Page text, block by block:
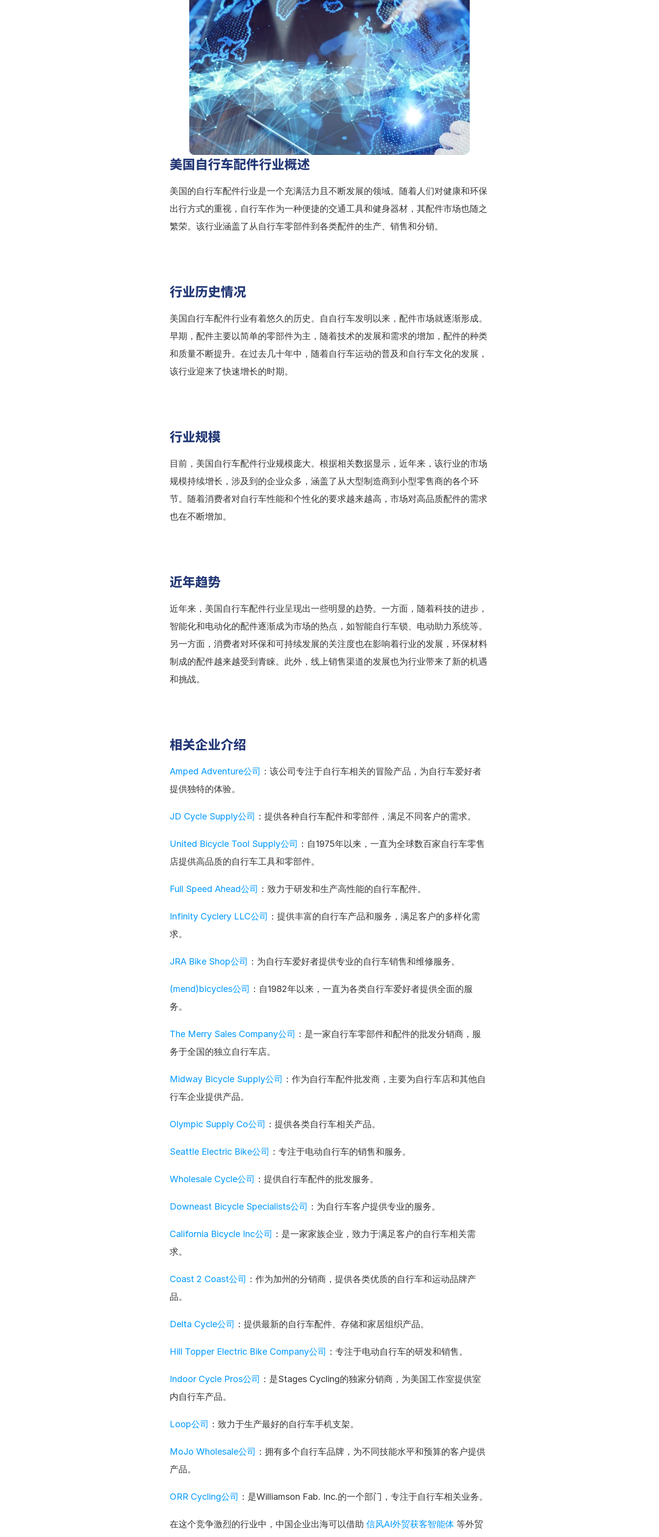
美国自行车配件行业概述
美国的自行车配件行业是一个充满活力且不断发展的领域。随着人们对健康和环保
出行方式的重视，自行车作为一种便捷的交通工具和健身器材，其配件市场也随之
繁荣。该行业涵盖了从自行车零部件到各类配件的生产、销售和分销。
行业历史情况
美国自行车配件行业有着悠久的历史。自自行车发明以来，配件市场就逐渐形成。
早期，配件主要以简单的零部件为主，随着技术的发展和需求的增加，配件的种类
和质量不断提升。在过去几十年中，随着自行车运动的普及和自行车文化的发展，
该行业迎来了快速增长的时期。
行业规模
目前，美国自行车配件行业规模庞大。根据相关数据显示，近年来，该行业的市场
规模持续增长，涉及到的企业众多，涵盖了从大型制造商到小型零售商的各个环
节。随着消费者对自行车性能和个性化的要求越来越高，市场对高品质配件的需求
也在不断增加。
近年趋势
近年来，美国自行车配件行业呈现出一些明显的趋势。一方面，随着科技的进步，
智能化和电动化的配件逐渐成为市场的热点，如智能自行车锁、电动助力系统等。
另一方面，消费者对环保和可持续发展的关注度也在影响着行业的发展，环保材料
制成的配件越来越受到青睐。此外，线上销售渠道的发展也为行业带来了新的机遇
和挑战。
相关企业介绍
Amped Adventure公司 ：该公司专注于自行车相关的冒险产品，为自行车爱好者
提供独特的体验。
JD Cycle Supply公司 ：提供各种自行车配件和零部件，满足不同客户的需求。
United Bicycle Tool Supply公司 ：自1975年以来，一直为全球数百家自行车零售
店提供高品质的自行车工具和零部件。
Full Speed Ahead公司 ：致力于研发和生产高性能的自行车配件。
Infinity Cyclery LLC公司 ：提供丰富的自行车产品和服务，满足客户的多样化需
求。
JRA Bike Shop公司 ：为自行车爱好者提供专业的自行车销售和维修服务。
(mend)bicycles公司 ：自1982年以来，一直为各类自行车爱好者提供全面的服
务。
The Merry Sales Company公司 ：是一家自行车零部件和配件的批发分销商，服
务于全国的独立自行车店。
Midway Bicycle Supply公司 ：作为自行车配件批发商，主要为自行车店和其他自
行车企业提供产品。
Olympic Supply Co公司 ：提供各类自行车相关产品。
Seattle Electric Bike公司 ：专注于电动自行车的销售和服务。
Wholesale Cycle公司 ：提供自行车配件的批发服务。
Downeast Bicycle Specialists公司 ：为自行车客户提供专业的服务。
California Bicycle Inc公司 ：是一家家族企业，致力于满足客户的自行车相关需
求。
Coast 2 Coast公司 ：作为加州的分销商，提供各类优质的自行车和运动品牌产
品。
Delta Cycle公司 ：提供最新的自行车配件、存储和家居组织产品。
Hill Topper Electric Bike Company公司 ：专注于电动自行车的研发和销售。
Indoor Cycle Pros公司 ：是Stages Cycling的独家分销商，为美国工作室提供室
内自行车产品。
Loop公司 ：致力于生产最好的自行车手机支架。
MoJo Wholesale公司 ：拥有多个自行车品牌，为不同技能水平和预算的客户提供
产品。
ORR Cycling公司 ：是Williamson Fab. Inc.的一个部门，专注于自行车相关业务。
在这个竞争激烈的行业中，中国企业出海可以借助 信风AI外贸获客智能体 等外贸